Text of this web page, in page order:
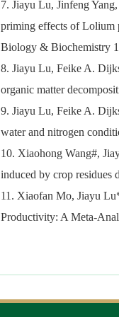
7. Jiayu Lu, Jinfeng
priming effects of Lolium
Biology & Biochemistry
8. Jiayu Lu, Feike A.
organic matter
9. Jiayu Lu, Feike A.
water and nitrogen
10. Xiaohong Wang#,
induced by crop residues
11. Xiaofan Mo, Jiayu
Productivity: A Meta-